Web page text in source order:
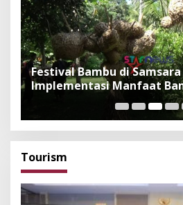
Festival Bambu di
Implementasi Manfaat
Kepercayaan Adat dan
Tourism